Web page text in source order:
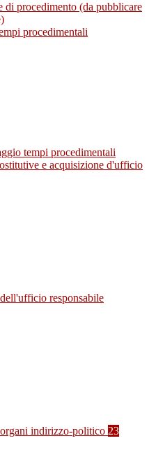
di procedimento (da pubblicare
procedimentali
tempi procedimentali
e acquisizione d'ufficio
responsabile
indirizzo-politico 23